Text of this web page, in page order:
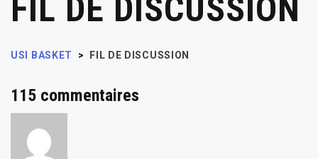
FIL DE DISCUSSION
USI BASKET > FIL DE DISCUSSION
115 commentaires